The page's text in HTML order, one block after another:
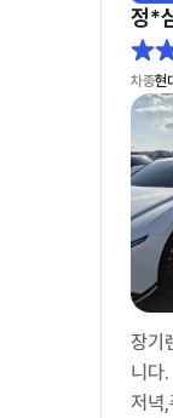
정*
차종현
장기
니다.
저녁